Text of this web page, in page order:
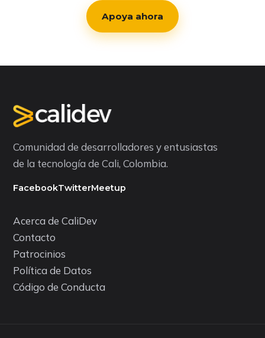
Apoya ahora
Comunidad de desarrolladores y entusiastas
de la tecnología de Cali, Colombia.
FacebookTwitterMeetup
Acerca de CaliDev
Contacto
Patrocinios
Política de Datos
Código de Conducta